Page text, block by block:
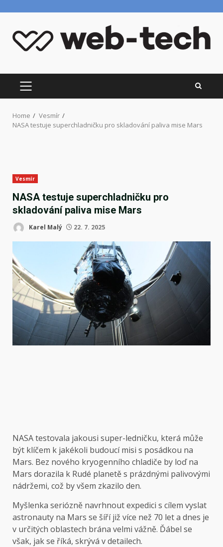
content
PRIMARY
MENU
Home
Vesmír
NASA testuje superchladničku pro skladování paliva mise Mars
Vesmír
NASA testuje superchladničku pro
skladování paliva mise Mars
Karel Malý 22. 7. 2025
NASA testovala jakousi super-ledničku, která může
být klíčem k jakékoli budoucí misi s posádkou na
Mars. Bez nového kryogenního chladiče by loď na
Mars dorazila k Rudé planetě s prázdnými palivovými
nádržemi, což by všem zkazilo den.
Myšlenka seriózně navrhnout expedici s cílem vyslat
astronauty na Mars se šíří již více než 70 let a dnes je
v určitých oblastech brána velmi vážně. Ďábel se
však, jak se říká, skrývá v detailech.